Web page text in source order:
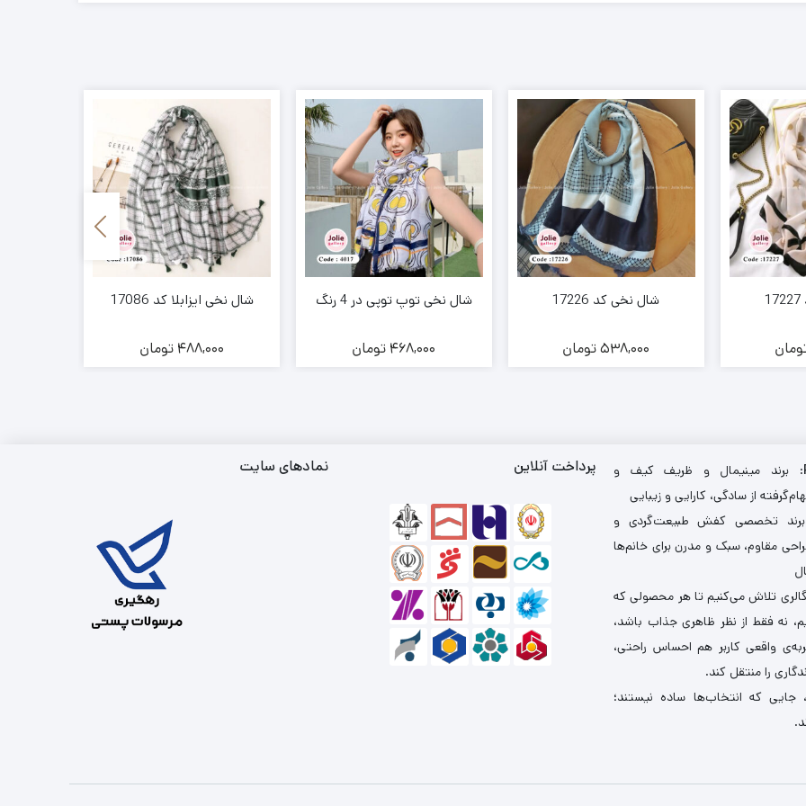
شال نخی کد 17226
538,000تومان
شال نخی توپ توپی در 4 رنگ
468,000 تومان
شال نخی ایزابلا کد 17086
488,000 تومان
: برند مینیمال و ظریف کیف و
از سادگی، کارایی و زیبایی
تخصصی کفش طبیعت‌گردی و
مقاوم، سبک و مدرن برای خانم‌ها
تلاش می‌کنیم تا هر محصولی که
نه فقط از نظر ظاهری جذاب باشد،
واقعی کاربر هم احساس راحتی،
را منتقل کند.
جایی که انتخاب‌ها ساده نیستند؛
پرداخت آنلاین نمادهای سایت